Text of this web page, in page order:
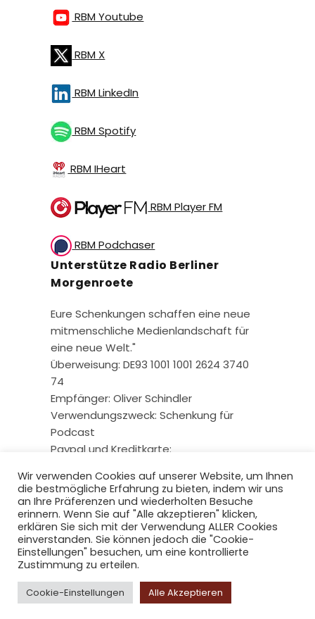
RBM Youtube
RBM X
RBM LinkedIn
RBM Spotify
RBM IHeart
RBM Player FM
RBM Podchaser
Unterstütze Radio Berliner
Morgenroete
Eure Schenkungen schaffen eine neue
mitmenschliche Medienlandschaft für
eine neue Welt."
Überweisung: DE93 1001 1001 2624 3740
74
Empfänger: Oliver Schindler
Verwendungszweck: Schenkung für
Podcast
Paypal und Kreditkarte:
Copyright © 2026 radio-berliner-
morgenroete.de. All Rights Reserved.
Wir verwenden Cookies auf unserer Website, um Ihnen
die bestmögliche Erfahrung zu bieten, indem wir uns
an Ihre Präferenzen und wiederholten Besuche
erinnern. Wenn Sie auf "Alle akzeptieren" klicken,
erklären Sie sich mit der Verwendung ALLER Cookies
einverstanden. Sie können jedoch die "Cookie-
Einstellungen" besuchen, um eine kontrollierte
Zustimmung zu erteilen.
Cookie-Einstellungen Alle Akzeptieren